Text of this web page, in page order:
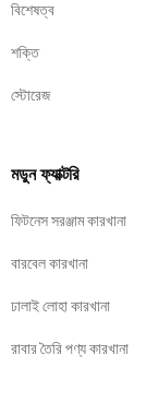
বিশেষত্ব
শক্তি
স্টোরেজ
মডুন ফ্যাক্টরি
ফিটনেস সরঞ্জাম কারখানা
বারবেল কারখানা
ঢালাই লোহা কারখানা
রাবার তৈরি পণ্য কারখানা